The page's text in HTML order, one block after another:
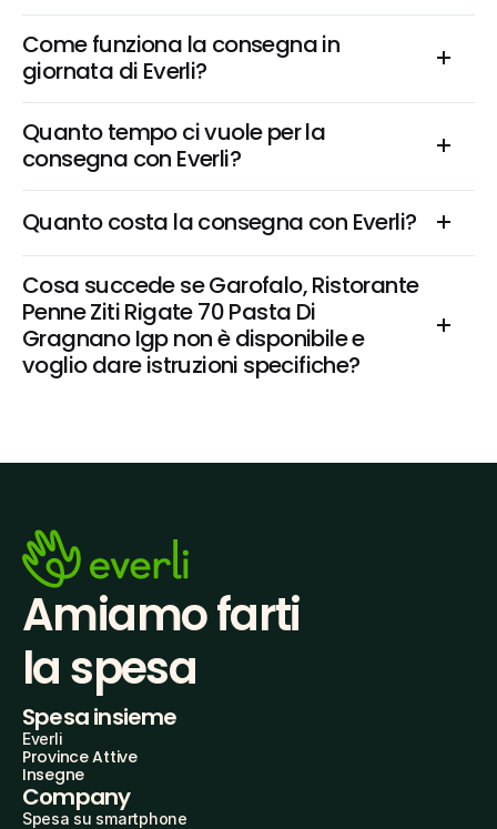
Come funziona la consegna in
giornata di Everli?
Quanto tempo ci vuole per la
consegna con Everli?
Quanto costa la consegna con Everli?
Cosa succede se Garofalo, Ristorante
Penne Ziti Rigate 70 Pasta Di
Gragnano Igp non è disponibile e
voglio dare istruzioni specifiche?
Amiamo farti
la spesa
Spesa insieme
Everli
Province Attive
Insegne
Company
Spesa su smartphone